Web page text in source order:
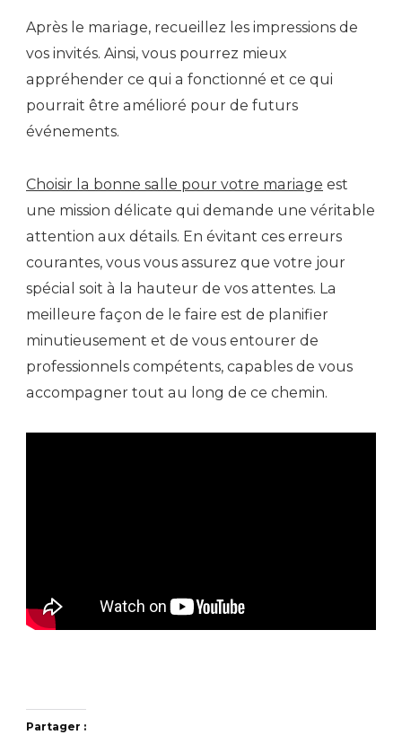
Après le mariage, recueillez les impressions de
vos invités. Ainsi, vous pourrez mieux
appréhender ce qui a fonctionné et ce qui
pourrait être amélioré pour de futurs
événements.
Choisir la bonne salle pour votre mariage est
une mission délicate qui demande une véritable
attention aux détails. En évitant ces erreurs
courantes, vous vous assurez que votre jour
spécial soit à la hauteur de vos attentes. La
meilleure façon de le faire est de planifier
minutieusement et de vous entourer de
professionnels compétents, capables de vous
accompagner tout au long de ce chemin.
Partager :